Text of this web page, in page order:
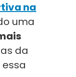
na
uma
da